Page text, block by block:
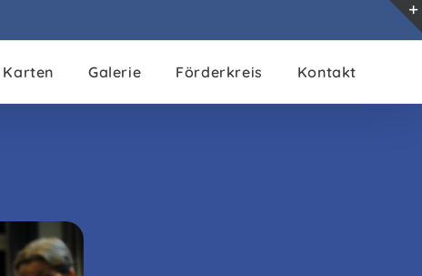
Karten Galerie Förderkreis Kontakt